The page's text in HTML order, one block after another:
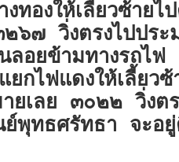
งทองให้เลี้ยวซ้ายไ
๒๖๗ วิ่งตรงไปป
ลอยข้ามทางรถไฟ
ยกไฟแดงให้เลี้ยว
ายเลย ๓๐๒๒ วิ่ง
พุทธศรัทธา จะอ